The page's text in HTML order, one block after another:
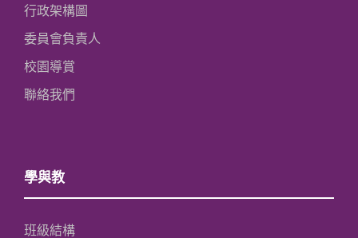
行政架構圖
委員會負責人
校園導賞
聯絡我們
學與教
班級結構